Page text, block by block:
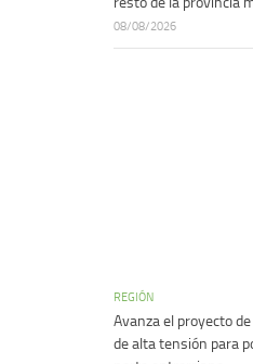
08/08/2026
REGIÓN
Avanza el proyecto
de alta tensión para